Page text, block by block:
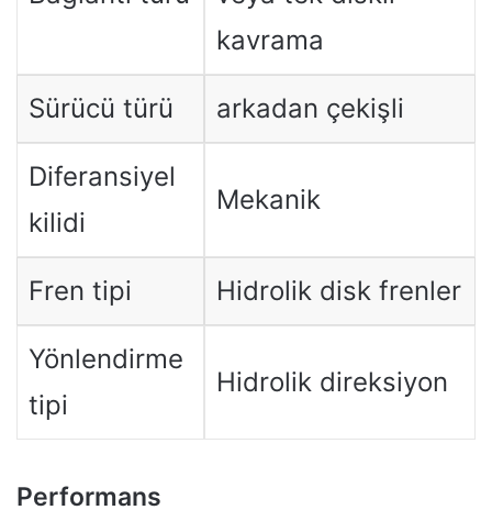
kavrama
Sürücü türü arkadan çekişli
Diferansiyel
kilidi
Mekanik
Fren tipi Hidrolik disk frenler
Yönlendirme
tipi
Hidrolik direksiyon
Performans